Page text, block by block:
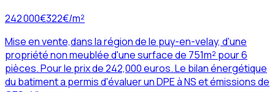
242 000€322€/m²
Mise en vente,dans la région de le puy-en-velay, d'une
propriété non meublée d'une surface de 751m² pour 6
pièces. Pour le prix de 242,000 euros. Le bilan énergétique
du batiment a permis d'évaluer un DPE à NS et émissions de